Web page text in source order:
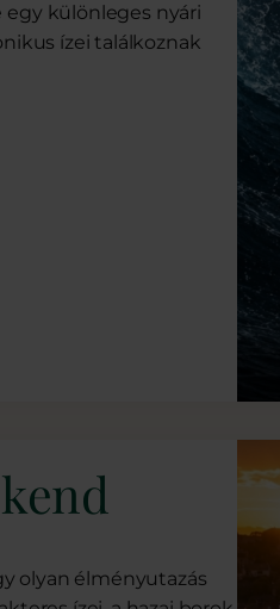
egy különleges nyári
ízei találkoznak
olyan élményutazás